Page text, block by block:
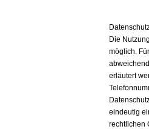
Die
möglich.
erläutert
eindeutig
rechtlichen